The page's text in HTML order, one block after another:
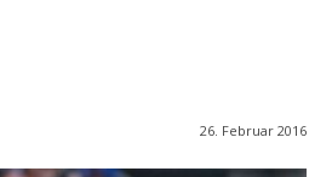
26. Februar 2016